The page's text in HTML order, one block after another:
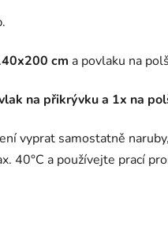
cm a povlaku na
na přikrývku a 1x na
vyprat samostatně
40°C a používejte prací